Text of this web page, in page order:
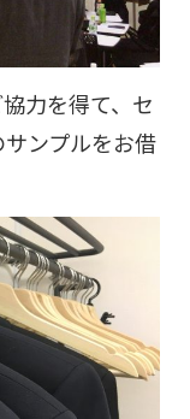
力を得て、セ
ンプルをお借